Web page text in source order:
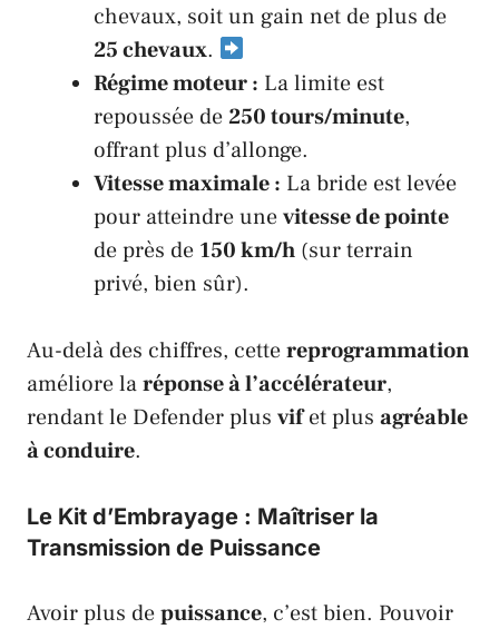
chevaux, soit un gain net de plus de
25 chevaux.
Régime moteur : La limite est
repoussée de250 tours/minute,
offrant plus d’allonge.
Vitesse maximale : La bride est levée
pour atteindre unevitesse de pointe
de près de 150 km/h (sur terrain
privé, bien sûr).
Au-delà des chiffres, cettereprogrammation
améliore laréponse à l’accélérateur,
rendant le Defenderplus vifet plus agréable
à conduire.
Le Kit d’Embrayage : Maîtriser la
Transmission de Puissance
Avoir plus depuissance, c’est bien. Pouvoir